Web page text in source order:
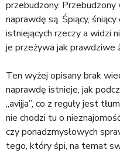
przebudzony.
naprawdę są. Śpiący,
istniejących rzeczy a widzi
je przeżywa jak prawdziwe
Ten wyżej opisany brak
naprawdę istnieje, jak
„avijja”, co z reguły jest
nie chodzi tu o
czy ponadzmysłowych
tego, który śpi, na temat